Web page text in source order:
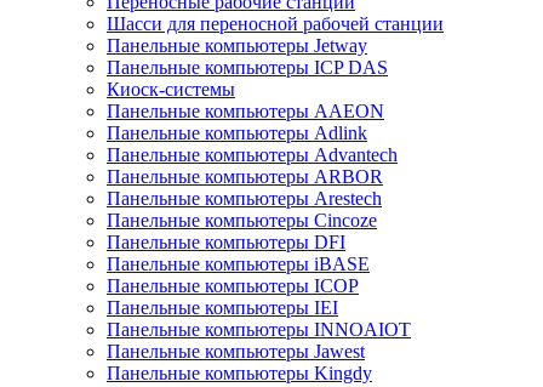
Шасси для переносной рабочей станции
Панельные компьютеры Jetway
Панельные компьютеры ICP DAS
Киоск-системы
Панельные компьютеры AAEON
Панельные компьютеры Adlink
Панельные компьютеры Advantech
Панельные компьютеры ARBOR
Панельные компьютеры Arestech
Панельные компьютеры Cincoze
Панельные компьютеры DFI
Панельные компьютеры iBASE
Панельные компьютеры ICOP
Панельные компьютеры IEI
Панельные компьютеры INNOAIOT
Панельные компьютеры Jawest
Панельные компьютеры Kingdy